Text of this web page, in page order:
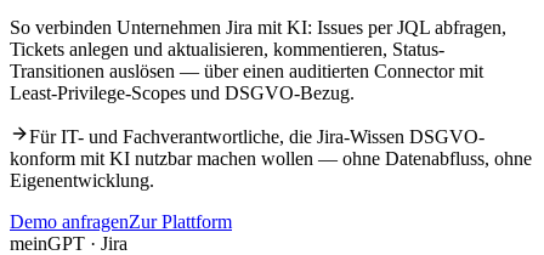
So verbinden Unternehmen Jira mit KI: Issues per JQL abfragen,
Tickets anlegen und aktualisieren, kommentieren, Status-
Transitionen auslösen — über einen auditierten Connector mit
Least-Privilege-Scopes und DSGVO-Bezug.
Für IT- und Fachverantwortliche, die Jira-Wissen DSGVO-
konform mit KI nutzbar machen wollen — ohne Datenabfluss, ohne
Eigenentwicklung.
Demo anfragenZur Plattform
meinGPT · Jira